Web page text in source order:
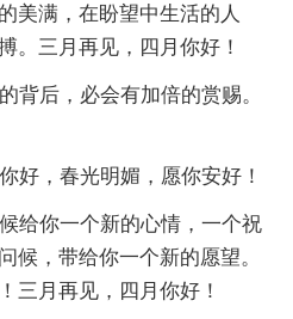
美满，在盼望中生活的人
。三月再见，四月你好！
后，必会有加倍的赏赐。
，春光明媚，愿你安好！
你一个新的心情，一个祝
候，带给你一个新的愿望。
三月再见，四月你好！